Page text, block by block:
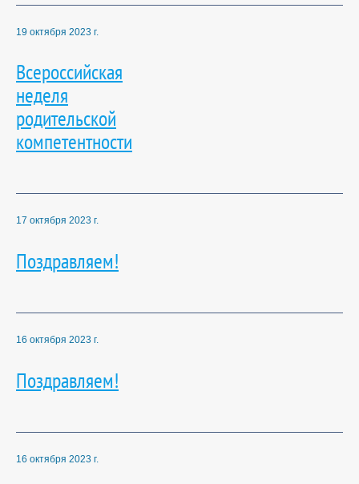
19 октября 2023 г.
Всероссийская
неделя
родительской
компетентности
17 октября 2023 г.
Поздравляем!
16 октября 2023 г.
Поздравляем!
16 октября 2023 г.